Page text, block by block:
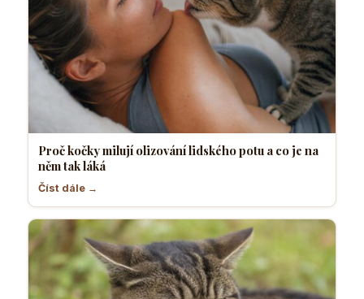
Proč kočky milují olizování lidského potu a co je na
něm tak láká
Číst dále →